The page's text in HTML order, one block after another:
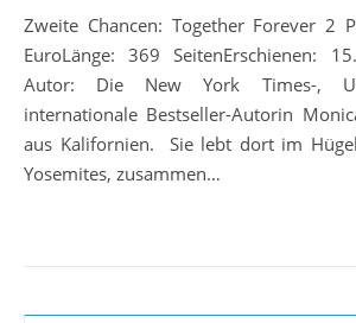
Zweite Chancen: Together Forever 2 Preis: 7,99 / 8, 99
EuroLänge: 369 SeitenErschienen:
Autor: Die New York Times-,
internationale Bestseller-Autorin
aus Kalifornien. Sie lebt dort im
Yosemites, zusammen…